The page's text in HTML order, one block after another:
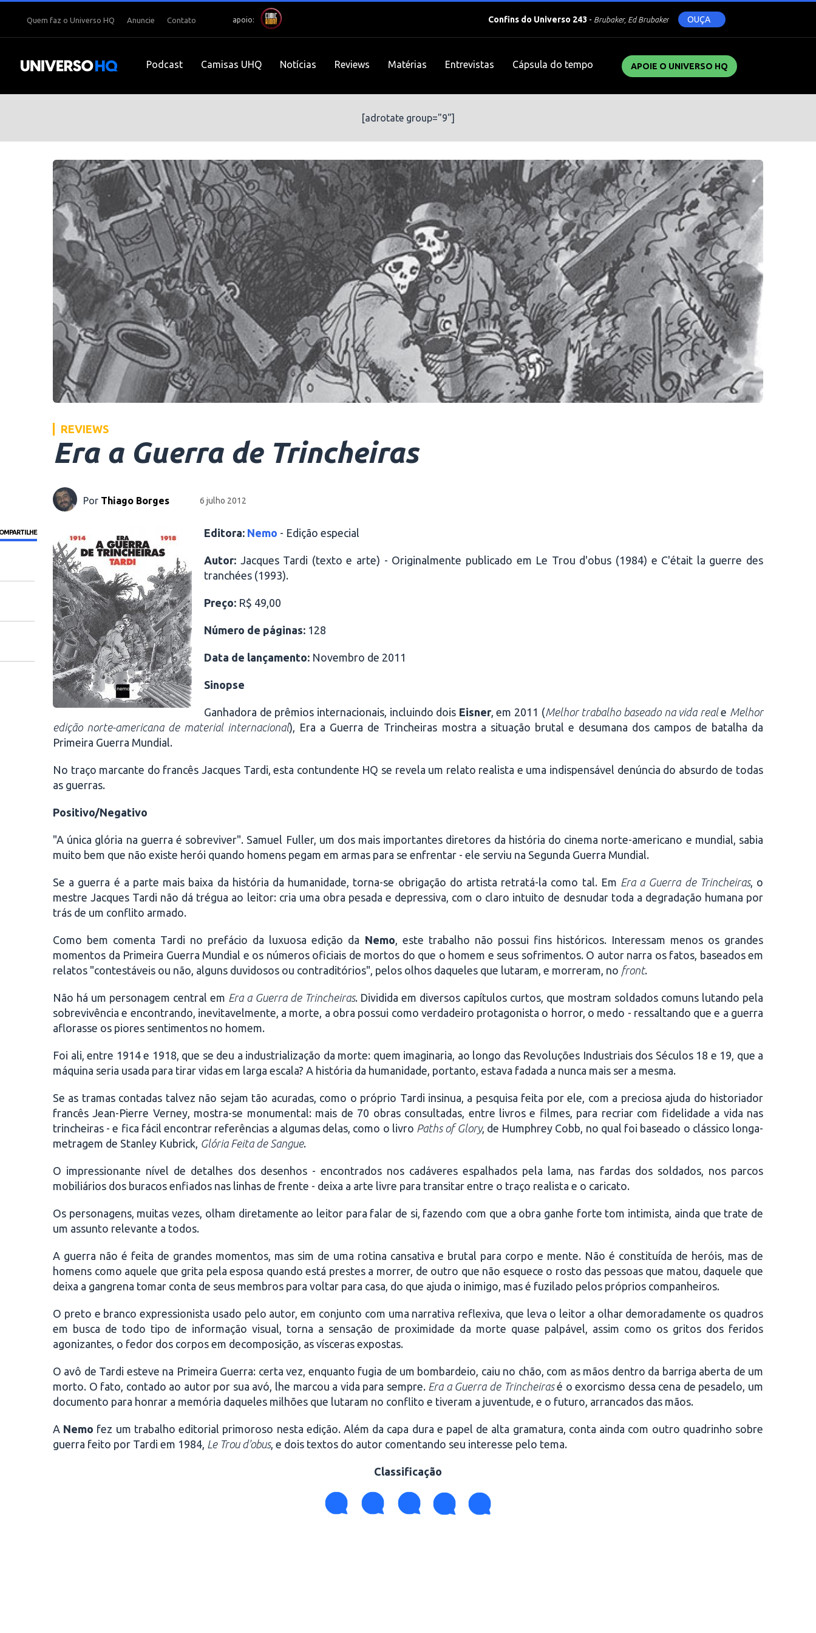
Quem faz o Universo HQ Anuncie Contato apoio: Confins do Universo 243 - Brubaker, Ed Brubaker OUÇA
Podcast Camisas UHQ Notícias Reviews Matérias Entrevistas Cápsula do tempo APOIE O UNIVERSO HQ
[adrotate group="9"]
REVIEWS
Era a Guerra de Trincheiras
Por Thiago Borges 6 julho 2012
Editora: Nemo - Edição especial
Autor: Jacques Tardi (texto e arte) - Originalmente publicado em Le Trou d'obus (1984) e C'était la guerre des
tranchées (1993).
Preço: R$ 49,00
Número de páginas: 128
Data de lançamento: Novembro de 2011
Sinopse
Ganhadora de prêmios internacionais, incluindo dois Eisner, em 2011 (Melhor trabalho baseado na vida reale Melhor
edição norte-americana de material internacional), Era a Guerra de Trincheiras mostra a situação brutal e desumana dos campos de batalha da
Primeira Guerra Mundial.
No traço marcante do francês Jacques Tardi, esta contundente HQ se revela um relato realista e uma indispensável denúncia do absurdo de todas
as guerras.
Positivo/Negativo
"A única glória na guerra é sobreviver". Samuel Fuller, um dos mais importantes diretores da história do cinema norte-americano e mundial, sabia
muito bem que não existe herói quando homens pegam em armas para se enfrentar - ele serviu na Segunda Guerra Mundial.
Se a guerra é a parte mais baixa da história da humanidade, torna-se obrigação do artista retratá-la como tal. Em Era a Guerra de Trincheiras, o
mestre Jacques Tardi não dá trégua ao leitor: cria uma obra pesada e depressiva, com o claro intuito de desnudar toda a degradação humana por
trás de um conflito armado.
Como bem comenta Tardi no prefácio da luxuosa edição da Nemo, este trabalho não possui fins históricos. Interessam menos os grandes
momentos da Primeira Guerra Mundial e os números oficiais de mortos do que o homem e seus sofrimentos. O autor narra os fatos, baseados em
relatos "contestáveis ou não, alguns duvidosos ou contraditórios", pelos olhos daqueles que lutaram, e morreram, no front.
Não há um personagem central em Era a Guerra de Trincheiras. Dividida em diversos capítulos curtos, que mostram soldados comuns lutando pela
sobrevivência e encontrando, inevitavelmente, a morte, a obra possui como verdadeiro protagonista o horror, o medo - ressaltando que e a guerra
aflorasse os piores sentimentos no homem.
Foi ali, entre 1914 e 1918, que se deu a industrialização da morte: quem imaginaria, ao longo das Revoluções Industriais dos Séculos 18 e 19, que a
máquina seria usada para tirar vidas em larga escala? A história da humanidade, portanto, estava fadada a nunca mais ser a mesma.
Se as tramas contadas talvez não sejam tão acuradas, como o próprio Tardi insinua, a pesquisa feita por ele, com a preciosa ajuda do historiador
francês Jean-Pierre Verney, mostra-se monumental: mais de 70 obras consultadas, entre livros e filmes, para recriar com fidelidade a vida nas
trincheiras - e fica fácil encontrar referências a algumas delas, como o livro Paths of Glory, de Humphrey Cobb, no qual foi baseado o clássico longa-
metragem de Stanley Kubrick, Glória Feita de Sangue.
O impressionante nível de detalhes dos desenhos - encontrados nos cadáveres espalhados pela lama, nas fardas dos soldados, nos parcos
mobiliários dos buracos enfiados nas linhas de frente - deixa a arte livre para transitar entre o traço realista e o caricato.
Os personagens, muitas vezes, olham diretamente ao leitor para falar de si, fazendo com que a obra ganhe forte tom intimista, ainda que trate de
um assunto relevante a todos.
A guerra não é feita de grandes momentos, mas sim de uma rotina cansativa e brutal para corpo e mente. Não é constituída de heróis, mas de
homens como aquele que grita pela esposa quando está prestes a morrer, de outro que não esquece o rosto das pessoas que matou, daquele que
deixa a gangrena tomar conta de seus membros para voltar para casa, do que ajuda o inimigo, mas é fuzilado pelos próprios companheiros.
O preto e branco expressionista usado pelo autor, em conjunto com uma narrativa reflexiva, que leva o leitor a olhar demoradamente os quadros
em busca de todo tipo de informação visual, torna a sensação de proximidade da morte quase palpável, assim como os gritos dos feridos
agonizantes, o fedor dos corpos em decomposição, as vísceras expostas.
O avô de Tardi esteve na Primeira Guerra: certa vez, enquanto fugia de um bombardeio, caiu no chão, com as mãos dentro da barriga aberta de um
morto. O fato, contado ao autor por sua avó, lhe marcou a vida para sempre. Era a Guerra de Trincheirasé o exorcismo dessa cena de pesadelo, um
documento para honrar a memória daqueles milhões que lutaram no conflito e tiveram a juventude, e o futuro, arrancados das mãos.
A Nemo fez um trabalho editorial primoroso nesta edição. Além da capa dura e papel de alta gramatura, conta ainda com outro quadrinho sobre
guerra feito por Tardi em 1984, Le Trou d'obus, e dois textos do autor comentando seu interesse pelo tema.
Classificação